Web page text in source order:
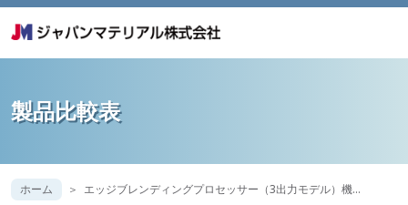
製品比較表
ホーム エッジブレンディングプロセッサー（3出力モデル）機…